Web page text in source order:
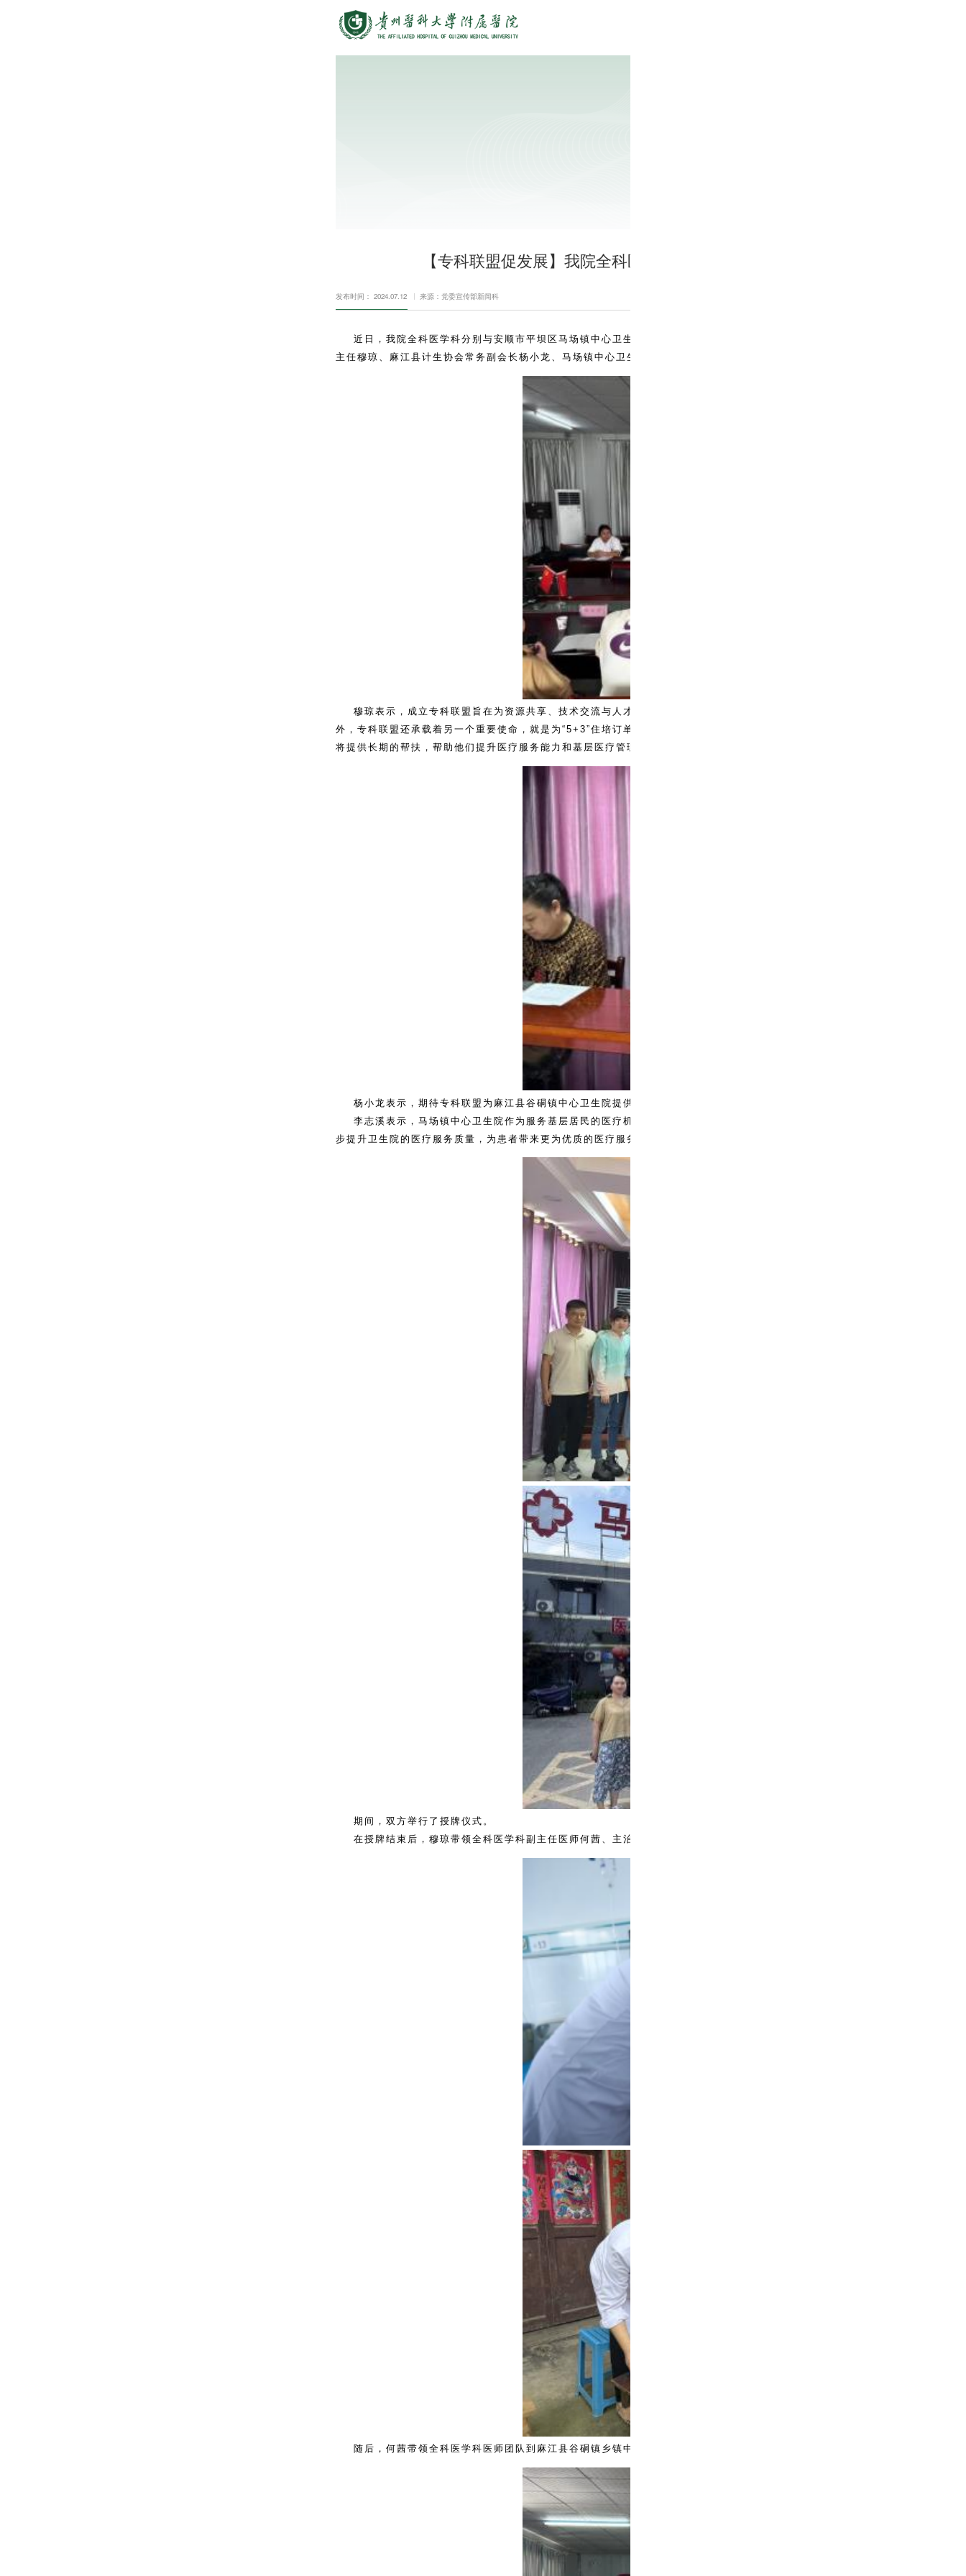
【专科联盟促发展】我院全科医学科与马场镇中心卫生院及谷硐镇中心卫生
发布时间： 2024.07.12 来源：党委宣传部新闻科
近日，我院全科医学科分别与安顺市平坝区马场镇中心卫生院、黔东南州麻江县谷硐镇中心卫生院建立全科医学科专科联盟，并
主任穆琼、麻江县计生协会常务副会长杨小龙、马场镇中心卫生院院长李志溪等参加。
穆琼表示，成立专科联盟旨在为资源共享、技术交流与人才培养搭建平台，提升基层医疗机构服务能力，提升患者就医体验，确
外，专科联盟还承载着另一个重要使命，就是为“5+3”住培订单定向医师毕业后教育提供持续支持。我院全科医学科作为“5+3”住院
将提供长期的帮扶，帮助他们提升医疗服务能力和基层医疗管理能力，为他们沉在基层、留在基层、服务基层提供坚强后盾。
杨小龙表示，期待专科联盟为麻江县谷硐镇中心卫生院提供更多帮助，借助贵州医科大学附属医院优质医疗资源，提升医院医疗
李志溪表示，马场镇中心卫生院作为服务基层居民的医疗机构，面临着庞大的服务人口压力，在医疗质量提升上有着很大的进步
步提升卫生院的医疗服务质量，为患者带来更为优质的医疗服务。
期间，双方举行了授牌仪式。
在授牌结束后，穆琼带领全科医学科副主任医师何茜、主治医师李海冰、主治医师张玉会分别在麻江县谷硐镇中心卫生院、马场
随后，何茜带领全科医学科医师团队到麻江县谷硐镇乡镇中心卫生院开展教学查房，并到当地居民家里进行入户义诊。